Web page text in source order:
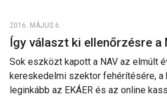
2016. MÁJUS 6.
Így választ ki ellenőrzésre a
Sok eszközt kapott a NAV az elmúlt
kereskedelmi szektor fehérítésére, a
leginkább az EKÁER és az online